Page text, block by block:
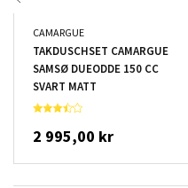
CAMARGUE
TAKDUSCHSET CAMARGUE
SAMSØ DUEODDE 150 CC
SVART MATT
2 995,00 kr